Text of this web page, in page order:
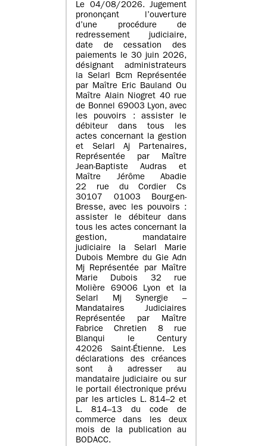
Le 04/08/2026. Jugement
prononçant l’ouverture
d’une procédure de
redressement judiciaire,
date de cessation des
paiements le 30 juin 2026,
désignant administrateurs
la Selarl Bcm Représentée
par Maître Eric Bauland Ou
Maître Alain Niogret 40 rue
de Bonnel 69003 Lyon, avec
les pouvoirs : assister le
débiteur dans tous les
actes concernant la gestion
et Selarl Aj Partenaires,
Représentée par Maître
Jean-Baptiste Audras et
Maître Jérôme Abadie
22 rue du Cordier Cs
30107 01003 Bourg-en-
Bresse, avec les pouvoirs :
assister le débiteur dans
tous les actes concernant la
gestion, mandataire
judiciaire la Selarl Marie
Dubois Membre du Gie Adn
Mj Représentée par Maître
Marie Dubois 32 rue
Molière 69006 Lyon et la
Selarl Mj Synergie –
Mandataires Judiciaires
Représentée par Maître
Fabrice Chretien 8 rue
Blanqui le Century
42026 Saint-Étienne. Les
déclarations des créances
sont à adresser au
mandataire judiciaire ou sur
le portail électronique prévu
par les articles L. 814–2 et
L. 814–13 du code de
commerce dans les deux
mois de la publication au
BODACC.